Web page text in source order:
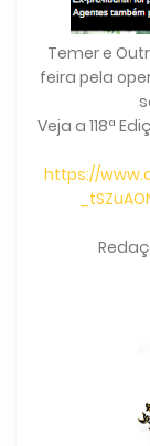
Temer e
feira pela
Veja a 118ª
https://